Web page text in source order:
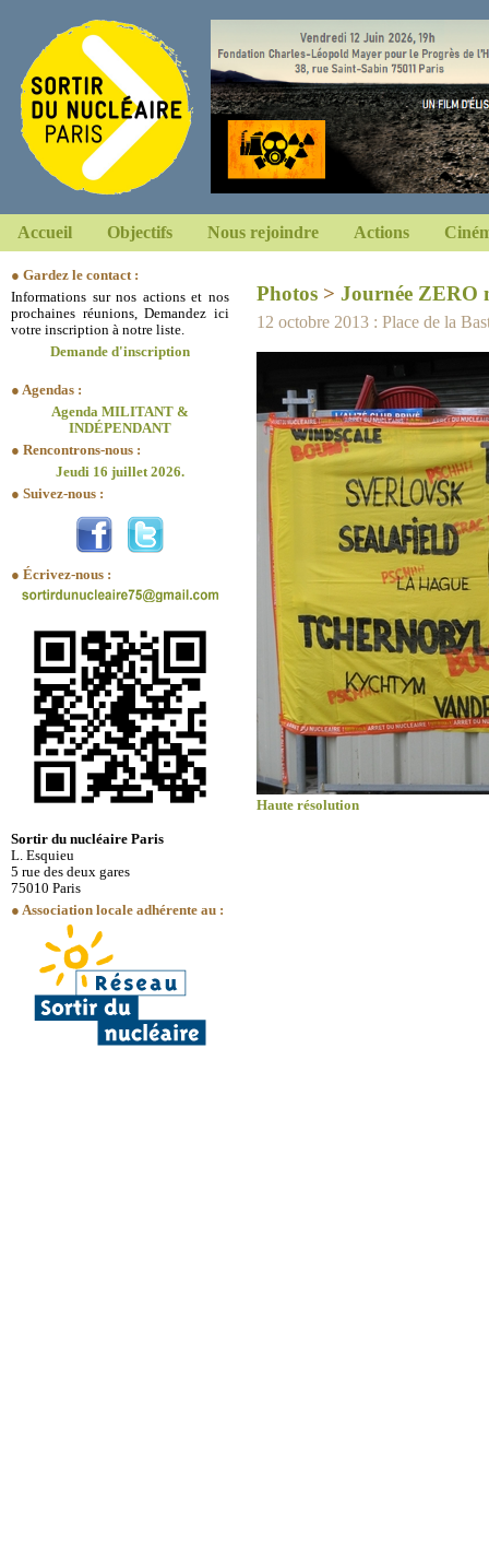
Accueil Objectifs Nous rejoindre Actions
● Gardez le contact :
Informations sur nos actions et nos
prochaines réunions, Demandez ici
votre inscription à notre liste.
Demande d'inscription
● Agendas :
Agenda MILITANT &
INDÉPENDANT
● Rencontrons-nous :
Jeudi 16 juillet 2026.
● Suivez-nous :
● Écrivez-nous :
Sortir du nucléaire Paris
L. Esquieu
5 rue des deux gares
75010 Paris
● Association locale adhérente au :
Photos > Journée ZERO
12 octobre 2013 : Place de la
Haute résolution